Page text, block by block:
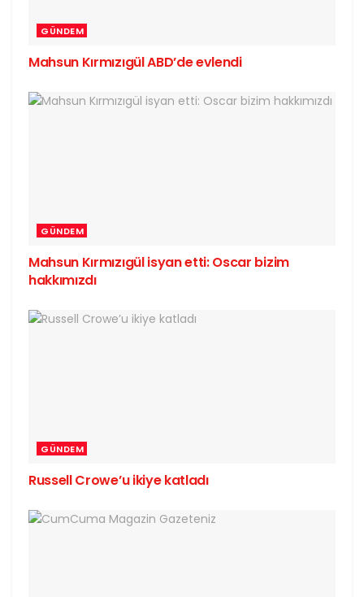
GÜNDEM
Mahsun Kırmızıgül ABD’de evlendi
GÜNDEM
Mahsun Kırmızıgül isyan etti: Oscar bizim
hakkımızdı
GÜNDEM
Russell Crowe’u ikiye katladı